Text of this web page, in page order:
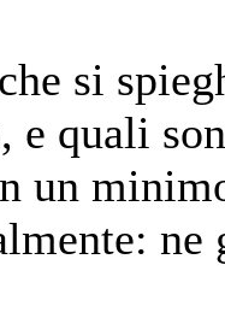
si
e quali
un